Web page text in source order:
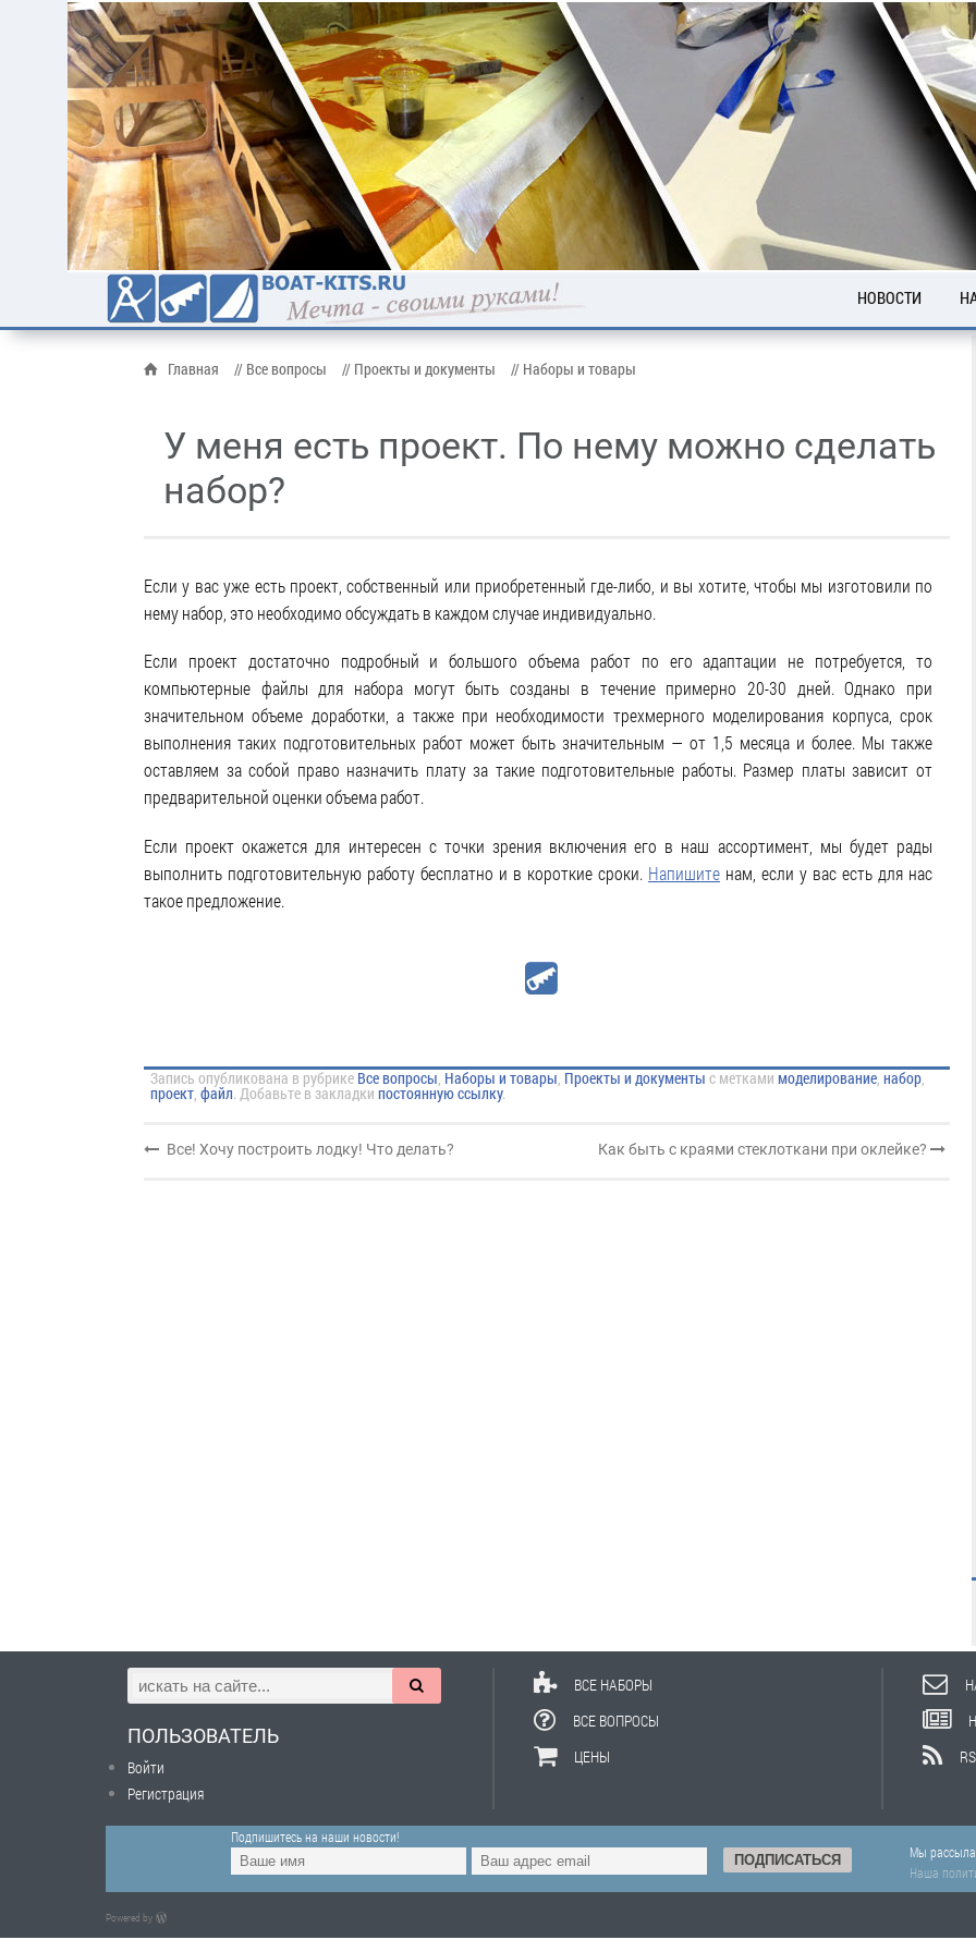
НОВОСТИ
Главная // Все вопросы // Проекты и документы // Наборы и товары
У меня есть проект. По нему можно сделать
набор?
Если у вас уже есть проект, собственный или приобретенный где-либо, и вы хотите, чтобы мы изготовили по
нему набор, это необходимо обсуждать в каждом случае индивидуально.
Если проект достаточно подробный и большого объема работ по его адаптации не потребуется, то
компьютерные файлы для набора могут быть созданы в течение примерно 20-30 дней. Однако при
значительном объеме доработки, а также при необходимости трехмерного моделирования корпуса, срок
выполнения таких подготовительных работ может быть значительным — от 1,5 месяца и более. Мы также
оставляем за собой право назначить плату за такие подготовительные работы. Размер платы зависит от
предварительной оценки объема работ.
Если проект окажется для интересен с точки зрения включения его в наш ассортимент, мы будет рады
выполнить подготовительную работу бесплатно и в короткие сроки. Напишите нам, если у вас есть для нас
такое предложение.
Запись опубликована в рубрике Все вопросы, Наборы и товары, Проекты и документы с метками моделирование, набор,
проект, файл. Добавьте в закладки постоянную ссылку.
Все! Хочу построить лодку! Что делать? Как быть с краями стеклоткани при оклейке?
ПОЛЬЗОВАТЕЛЬ
Войти
Регистрация
ВСЕ НАБОРЫ
ВСЕ ВОПРОСЫ
ЦЕНЫ
Подпишитесь на наши новости!
Мы
Наша
Powered by